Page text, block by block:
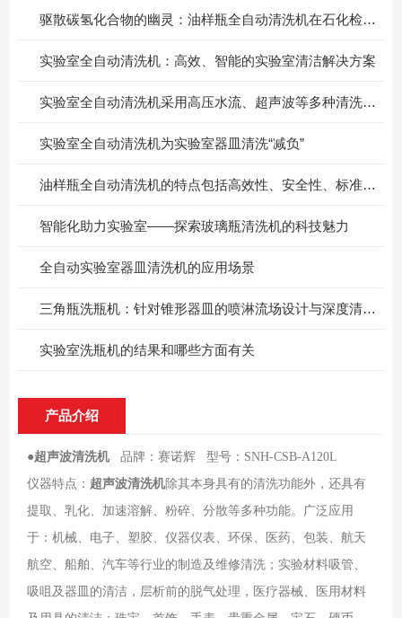
驱散碳氢化合物的幽灵：油样瓶全自动清洗机在石化检测中的硬核突围
实验室全自动清洗机：高效、智能的实验室清洁解决方案
实验室全自动清洗机采用高压水流、超声波等多种清洗方式
实验室全自动清洗机为实验室器皿清洗“减负”
油样瓶全自动清洗机的特点包括高效性、安全性、标准化和环保性
智能化助力实验室——探索玻璃瓶清洗机的科技魅力
全自动实验室器皿清洗机的应用场景
三角瓶洗瓶机：针对锥形器皿的喷淋流场设计与深度清洁方案
实验室洗瓶机的结果和哪些方面有关
产品介绍
●超声波清洗机品牌：赛诺辉 型号：SNH-CSB-A120L
仪器特点： 超声波清洗机除其本身具有的清洗功能外，还具有
提取、乳化、加速溶解、粉碎、分散等多种功能。广泛应用
于：机械、电子、塑胶、仪器仪表、环保、医药、包装、航天
航空、船舶、汽车等行业的制造及维修清洗；实验材料吸管、
吸咀及器皿的清洁，层析前的脱气处理，医疗器械、医用材料